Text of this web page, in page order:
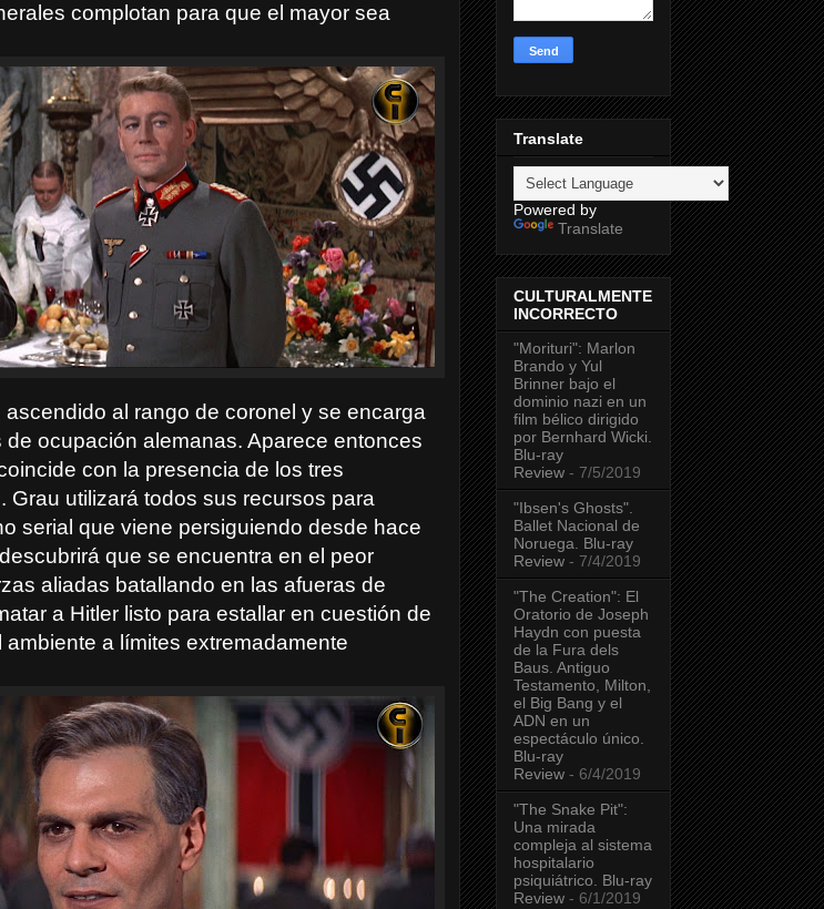
complotan para que el mayor sea
al rango de coronel y se encarga
ocupación alemanas. Aparece entonces
con la presencia de los tres
Grau utilizará todos sus recursos para
serial que viene persiguiendo desde hace
que se encuentra en el peor
aliadas batallando en las afueras de
a Hitler listo para estallar en cuestión de
a límites extremadamente
Translate
Powered by
Translate
CULTURALMENTE
INCORRECTO
"Morituri": Marlon
Brando y Yul
Brinner bajo el
dominio nazi en un
film bélico dirigido
por Bernhard Wicki.
Blu-ray
Review - 7/5/2019
"Ibsen's Ghosts".
Ballet Nacional de
Noruega. Blu-ray
Review - 7/4/2019
"The Creation": El
Oratorio de Joseph
Haydn con puesta
de la Fura dels
Baus. Antiguo
Testamento, Milton,
el Big Bang y el
ADN en un
espectáculo único.
Blu-ray
Review - 6/4/2019
"The Snake Pit":
Una mirada
compleja al sistema
hospitalario
psiquiátrico. Blu-ray
Review - 6/1/2019